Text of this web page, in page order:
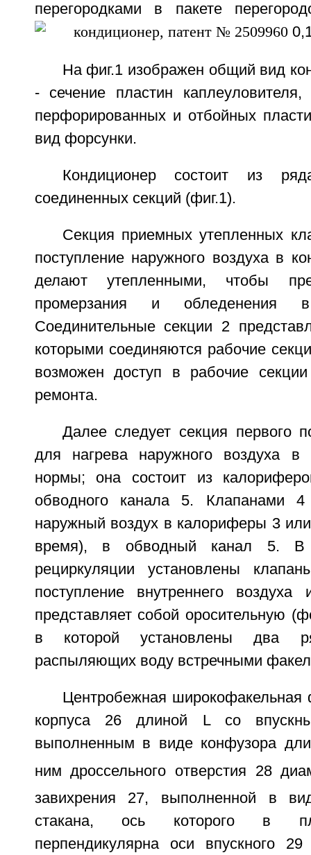
перегородками в пакете
На фиг.1 изображен общий вид
- сечение пластин
перфорированных и отбойных
вид форсунки.
Кондиционер состоит из
соединенных секций (фиг.1).
Секция приемных утепленных
поступление наружного воздуха в
делают утепленными, чтобы
промерзания и обледенения
Соединительные секции 2
которыми соединяются рабочие
возможен доступ в рабочие
ремонта.
Далее следует секция первого
для нагрева наружного воздуха в
нормы; она состоит из
обводного канала 5. Клапанами
наружный воздух в калориферы 3
время), в обводный канал 5. В
рециркуляции установлены
поступление внутреннего
представляет собой оросительную
в которой установлены два
распыляющих воду встречными
Центробежная широкофакельная
корпуса 26 длиной L со
выполненным в виде конфузора
ним дроссельного отверстия 28
завихрения 27, выполненной в
стакана, ось которого в
перпендикулярна оси впускного